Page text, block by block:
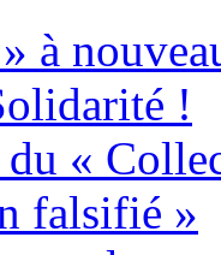
à
!
«
falsifié »